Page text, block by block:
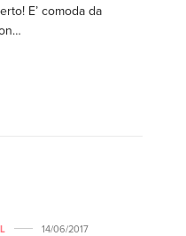
E’ comoda da
14/06/2017